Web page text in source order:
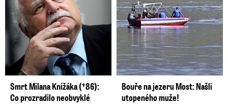
Smrt Milana Knížáka (†86):
Co prozradilo neobvyklé
Bouře na jezeru Most: Našli
utopeného muže!